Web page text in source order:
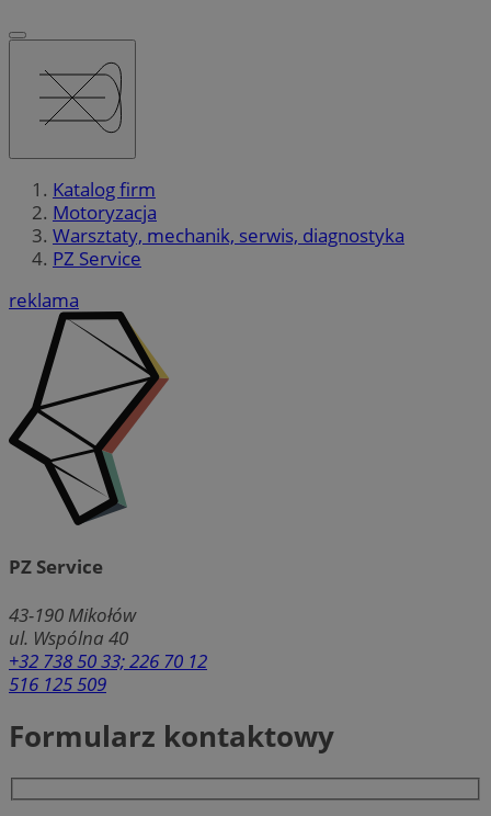
Katalog firm
Motoryzacja
Warsztaty, mechanik, serwis, diagnostyka
PZ Service
reklama
PZ Service
43-190 Mikołów
ul. Wspólna 40
+32 738 50 33; 226 70 12
516 125 509
Formularz kontaktowy